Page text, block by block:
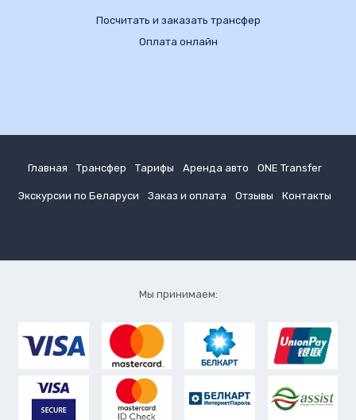
Посчитать и заказать трансфер
Оплата онлайн
Главная Трансфер Тарифы Аренда авто ONE Transfer
Экскурсии по Беларуси Заказ и оплата Отзывы Контакты
Мы принимаем: